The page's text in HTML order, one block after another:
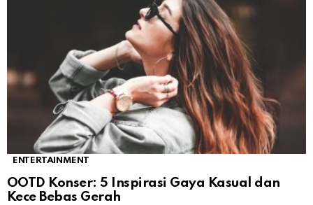
ENTERTAINMENT
OOTD Konser: 5 Inspirasi Gaya Kasual dan
Kece Bebas Gerah